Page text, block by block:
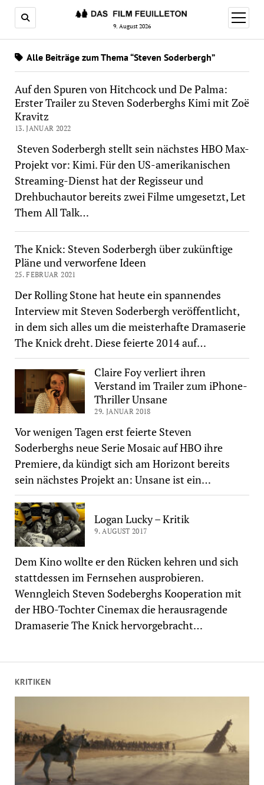
9. August 2026
Menü
öffnen
KRITIKEN
Alle Beiträge zum Thema “Steven Soderbergh”
Auf den Spuren von Hitchcock und De Palma:
Erster Trailer zu Steven Soderberghs Kimi mit Zoë
Kravitz
13. JANUAR 2022
Steven Soderbergh stellt sein nächstes HBO Max-
Projekt vor: Kimi. Für den US-amerikanischen
Streaming-Dienst hat der Regisseur und
Drehbuchautor bereits zwei Filme umgesetzt, Let
Them All Talk…
The Knick: Steven Soderbergh über zukünftige
Pläne und verworfene Ideen
25. FEBRUAR 2021
Der Rolling Stone hat heute ein spannendes
Interview mit Steven Soderbergh veröffentlicht,
in dem sich alles um die meisterhafte Dramaserie
The Knick dreht. Diese feierte 2014 auf…
Claire Foy verliert ihren
Verstand im Trailer zum iPhone-
Thriller Unsane
29. JANUAR 2018
Vor wenigen Tagen erst feierte Steven
Soderberghs neue Serie Mosaic auf HBO ihre
Premiere, da kündigt sich am Horizont bereits
sein nächstes Projekt an: Unsane ist ein…
Logan Lucky – Kritik
9. AUGUST 2017
Dem Kino wollte er den Rücken kehren und sich
stattdessen im Fernsehen ausprobieren.
Wenngleich Steven Sodeberghs Kooperation mit
der HBO-Tochter Cinemax die herausragende
Dramaserie The Knick hervorgebracht…